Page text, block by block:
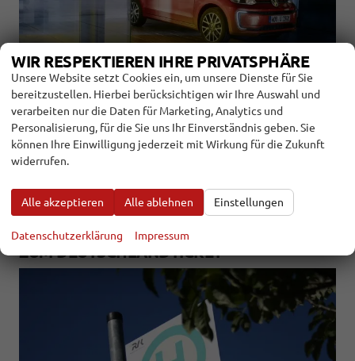
22.12.2022
Im Frühjahr war der VW e-Up für kurze Zeit wieder bestellbar.
Wer damals keinen bekommen hat, kann es nun erneut
weiterlesen
INTERESSE BISLANG GERING - UMFRAGE
ZUM DEUTSCHLANDTICKET
WIR RESPEKTIEREN IHRE PRIVATSPHÄRE
Unsere Website setzt Cookies ein, um unsere Dienste für Sie
bereitzustellen. Hierbei berücksichtigen wir Ihre Auswahl und
verarbeiten nur die Daten für Marketing, Analytics und
Personalisierung, für die Sie uns Ihr Einverständnis geben. Sie
können Ihre Einwilligung jederzeit mit Wirkung für die Zukunft
widerrufen.
Alle akzeptieren Alle ablehnen Einstellungen
Datenschutzerklärung Impressum